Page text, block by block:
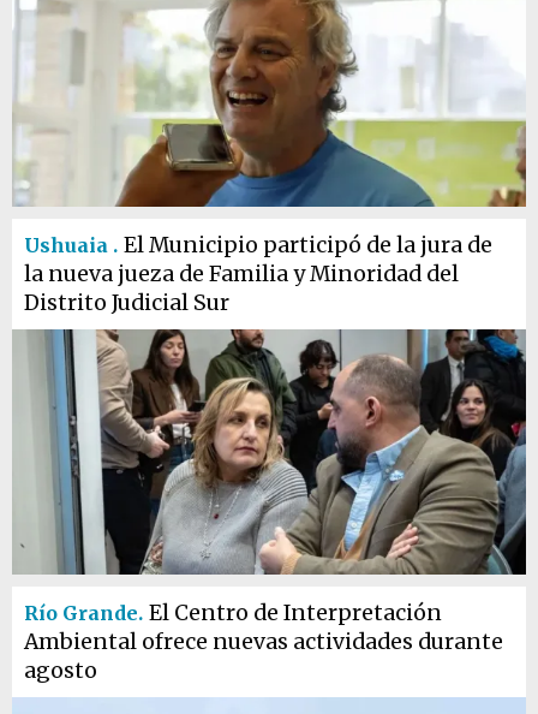
Ushuaia . El Municipio participó de la jura de
la nueva jueza de Familia y Minoridad del
Distrito Judicial Sur
Río Grande. El Centro de Interpretación
Ambiental ofrece nuevas actividades durante
agosto